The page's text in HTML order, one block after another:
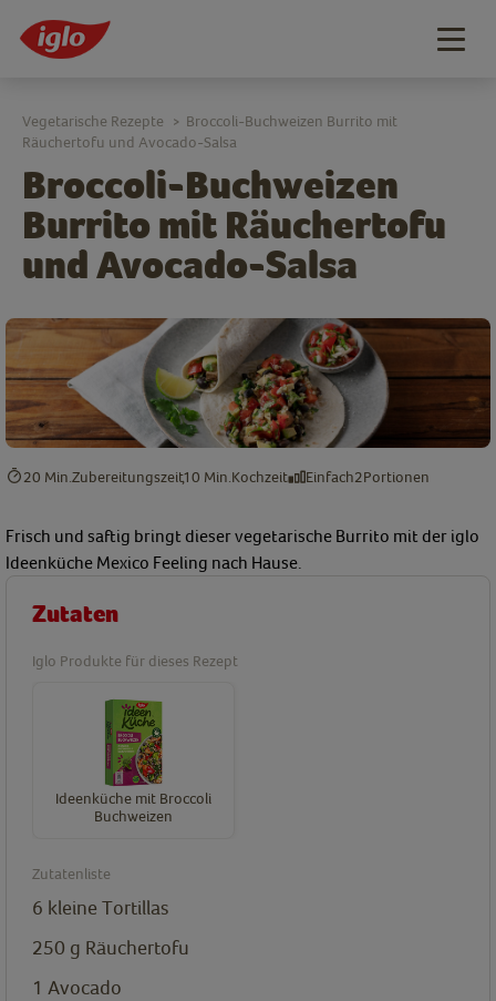
Broccoli-Buchweizen
Burrito mit Räuchertofu
und Avocado-Salsa
Vegetarische Rezepte > Broccoli-Buchweizen Burrito mit
Räuchertofu und Avocado-Salsa
20 Min. Zubereitungszeit10 Min. Kochzeit Einfach2Portionen
Frisch und saftig bringt dieser vegetarische Burrito mit der iglo
Ideenküche Mexico Feeling nach Hause.
Zutaten
Iglo Produkte für dieses Rezept
Ideenküche mit Broccoli
Buchweizen
Zutatenliste
6 kleine Tortillas
250 g Räuchertofu
1 Avocado